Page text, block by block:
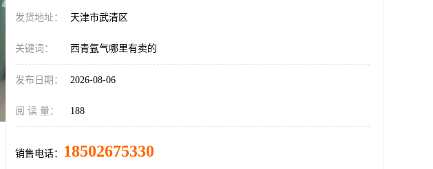
发货地址： 天津市武清区
关键词： 西青氩气哪里有卖的
发布日期： 2026-08-06
阅 读 量： 188
销售电话： 18502675330